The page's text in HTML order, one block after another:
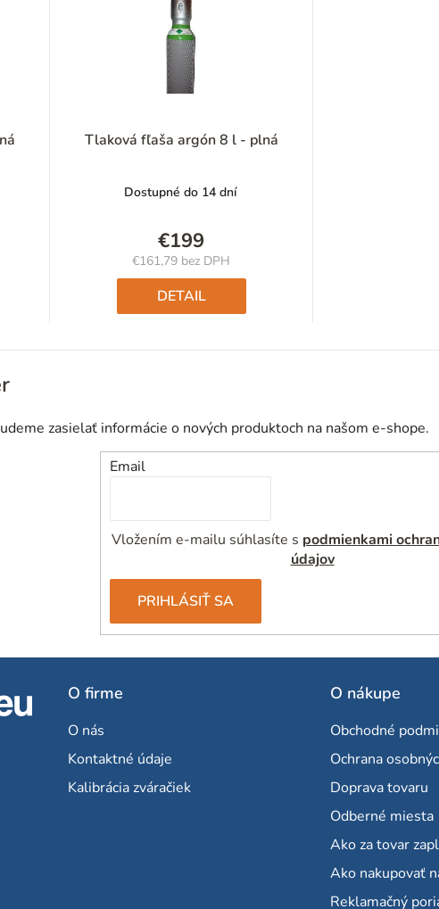
Tlaková fľaša argón 8 l - plná
Dostupné do 14 dní
€199
€161,79 bez DPH
Jednotková
cena:
DETAIL
zasielať informácie o nových produktoch na našom e-shope.
Email
Vložením e-mailu súhlasíte s podmienkami
údajov
PRIHLÁSIŤ SA
O firme
O nás
Kontaktné údaje
Kalibrácia zváračiek
O nákupe
Obchodné
Ochrana
Doprava tovaru
Odberné miesta
Ako za tovar
Ako nakupovať
Reklamačný